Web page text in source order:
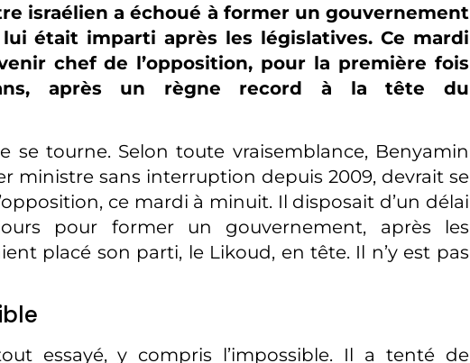
israélien a échoué à former un gouvernement
était imparti après les législatives. Ce mardi
chef de l’opposition, pour la première fois
après un règne record à la tête du
se tourne. Selon toute vraisemblance, Benyamin
ministre sans interruption depuis 2009, devrait se
ce mardi à minuit. Il disposait d’un délai
pour former un gouvernement, après les
placé son parti, le Likoud, en tête. Il n’y est pas
essayé, y compris l’impossible. Il a tenté de